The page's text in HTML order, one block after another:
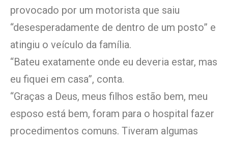
provocado por um motorista que saiu
“desesperadamente de dentro de um posto” e
atingiu o veículo da família.
“Bateu exatamente onde eu deveria estar, mas
eu fiquei em casa”, conta.
“Graças a Deus, meus filhos estão bem, meu
esposo está bem, foram para o hospital fazer
procedimentos comuns. Tiveram algumas